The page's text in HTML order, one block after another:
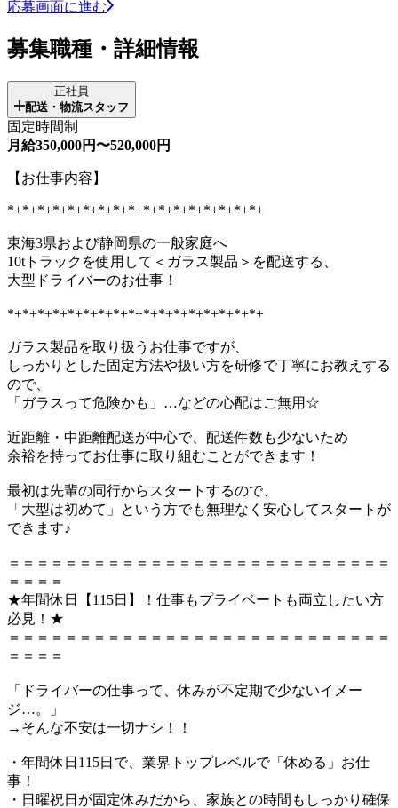
応募画面に進む
募集職種・詳細情報
正社員
配送・物流スタッフ
固定時間制
月給350,000円〜520,000円
【お仕事内容】
*+*+*+*+*+*+*+*+*+*+*+*+*+*+*+*+*+
東海3県および静岡県の一般家庭へ
10tトラックを使用して＜ガラス製品＞を配送する、
大型ドライバーのお仕事！
*+*+*+*+*+*+*+*+*+*+*+*+*+*+*+*+*+
ガラス製品を取り扱うお仕事ですが、
しっかりとした固定方法や扱い方を研修で丁寧にお教えする
ので、
「ガラスって危険かも」…などの心配はご無用☆
近距離・中距離配送が中心で、配送件数も少ないため
余裕を持ってお仕事に取り組むことができます！
最初は先輩の同行からスタートするので、
「大型は初めて」という方でも無理なく安心してスタートが
できます♪
＝＝＝＝＝＝＝＝＝＝＝＝＝＝＝＝＝＝＝＝＝＝＝＝＝＝＝
＝＝＝＝
★年間休日【115日】！仕事もプライベートも両立したい方
必見！★
＝＝＝＝＝＝＝＝＝＝＝＝＝＝＝＝＝＝＝＝＝＝＝＝＝＝＝
＝＝＝＝
「ドライバーの仕事って、休みが不定期で少ないイメー
ジ…。」
→そんな不安は一切ナシ！！
・年間休日115日で、業界トップレベルで「休める」お仕
事！
・日曜祝日が固定休みだから、家族との時間もしっかり確保